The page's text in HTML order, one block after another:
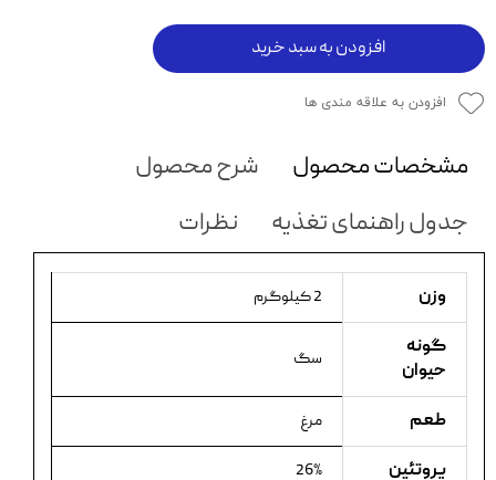
افزودن به سبد خرید
افزودن به علاقه مندی ها
مشخصات محصول
شرح محصول
جدول راهنمای تغذیه
نظرات
وزن 2 کیلوگرم
گونه
حیوان
سگ
طعم مرغ
پروتئین 26%